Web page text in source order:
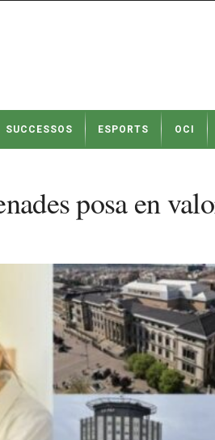
SUCCESSOS ESPORTS OCI
posa en